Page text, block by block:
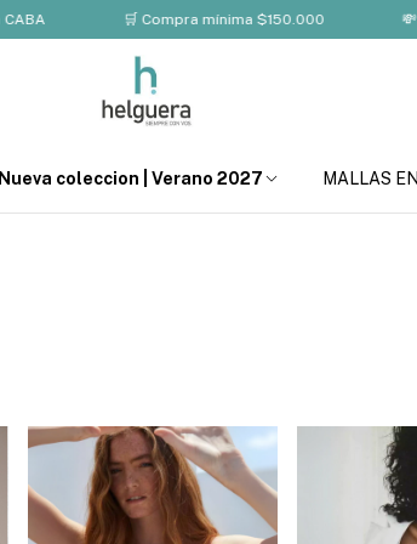
🛒 Compra mínima $150.000 💸 10%
Nueva coleccion | Verano 2027 MALLAS